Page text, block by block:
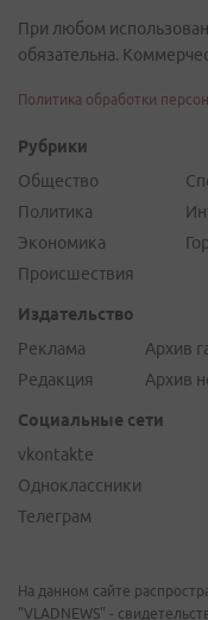
При любом
обязательна.
Политика обработки
Рубрики
Общество
Политика
Экономика
Происшествия
Издательство
Реклама
Редакция
Архив
Архив
Социальные сети
vkontakte
Одноклассники
Телеграм
На данном сайте
"VLADNEWS" -